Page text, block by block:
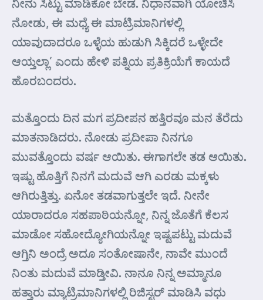
ನೋಡು, ಈ ಮಧ್ಯೆ ಈ ಮಾಟ್ರಿಮಾನಿಗಳಲ್ಲಿ
ಯಾವುದಾದರೂ ಒಳ್ಳೆಯ ಹುಡುಗಿ ಸಿಕ್ಕಿದರೆ ಒಳ್ಳೇದೇ
ಆಯ್ತಲ್ಲಾ’ ಎಂದು ಹೇಳಿ ಪತ್ನಿಯ ಪ್ರತಿಕ್ರಿಯೆಗೆ ಕಾಯದೆ
ಹೊರಬಂದರು.
ಮತ್ತೊಂದು ದಿನ ಮಗ ಪ್ರದೀಪನ ಹತ್ತಿರವೂ ಮನ ತೆರೆದು
ಮಾತನಾಡಿದರು. ನೋಡು ಪ್ರದೀಪಾ ನಿನಗೂ
ಮುವತ್ತೊಂದು ವರ್ಷ ಆಯಿತು. ಈಗಾಗಲೇ ತಡ ಆಯಿತು.
ಇಷ್ಟು ಹೊತ್ತಿಗೆ ನಿನಗೆ ಮದುವೆ ಆಗಿ ಎರಡು ಮಕ್ಕಳು
ಆಗಿರುತ್ತಿತ್ತು. ಏನೋ ತಡವಾಗುತ್ತಲೇ ಇದೆ. ನೀನೇ
ಯಾರಾದರೂ ಸಹಪಾಠಿಯನ್ನೋ, ನಿನ್ನ ಜೊತೆಗೆ ಕೆಲಸ
ಮಾಡೋ ಸಹೋದ್ಯೋಗಿಯನ್ನೋ ಇಷ್ಟಪಟ್ಟು ಮದುವೆ
ಆಗ್ತಿನಿ ಅಂದ್ರೆ ಅದೂ ಸಂತೋಷಾನೇ, ನಾವೇ ಮುಂದೆ
ನಿಂತು ಮದುವೆ ಮಾಡ್ತೀವಿ. ನಾನೂ ನಿನ್ನ ಅಮ್ಮಾನೂ
ಹತ್ತಾರು ಮ್ಯಾಟ್ರಿಮಾನಿಗಳಲ್ಲಿ ರಿಜಿಸ್ಟರ್‌ ಮಾಡಿಸಿ ವಧು